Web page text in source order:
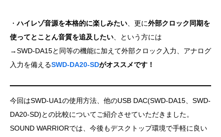
・ハイレゾ音源を本格的に楽しみたい 、更に外部クロック同期を
使ってとことん音質を追及したい 、という方には
→SWD-DA15と同等の機能に加えて外部クロック入力、アナログ
入力を備えるSWD-DA20-SDがオススメです！
今回はSWD-UA1の使用方法、他のUSB DAC(SWD-DA15、SWD-
DA20-SD)との比較についてご紹介させていただきました。
SOUND WARRIORでは、今後もデスクトップ環境で手軽に良い